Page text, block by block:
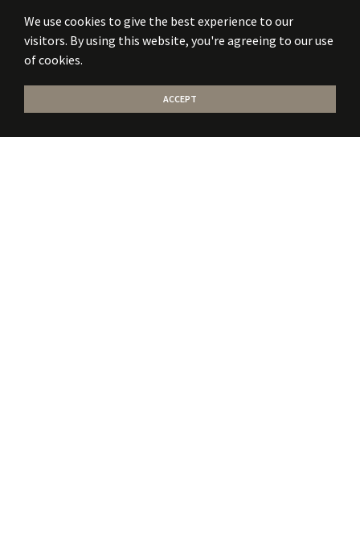
We use cookies to give the best experience to our
visitors. By using this website, you're agreeing to our use
of cookies.
ACCEPT